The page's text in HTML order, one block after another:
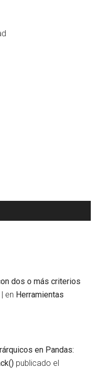
dos o más criterios
en Herramientas
en Pandas:
publicado el